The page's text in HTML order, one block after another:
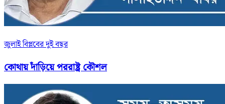
জুলাই বিপ্লবের দুই বছর
কোথায় দাঁড়িয়ে পররাষ্ট্র কৌশল